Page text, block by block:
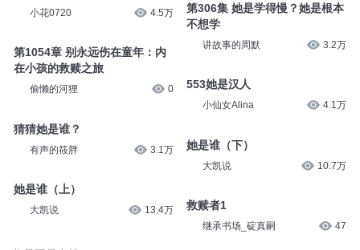
小花0720 4.5万
第1054章 别永远伤在童年：内
在小孩的救赎之旅
偷懒的河狸 0
猜猜她是谁？
有声的筱胖 3.1万
她是谁（上）
大凯说 13.4万
第306集 她是学得慢？她是根本
不想学
讲故事的周默 3.2万
553她是汉人
小仙女Alina 4.1万
她是谁（下）
大凯说 10.7万
救赎者1
继承书场_碇真嗣 47